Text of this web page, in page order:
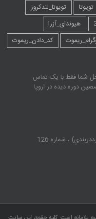
تویوتا
تویوتا_لندکروز
هیوندای_آزرا
کد_دادن_ریموت
شما فقط با یک تماس
دوره دیده در اروپا
، شماره 126